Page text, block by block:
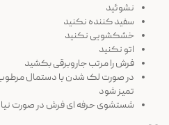
نشوئید
سفید کننده نکنید
خشکشویی نکنید
اتو نکنید
فرش را مرتب جاروبرقی بکشید
در صورت لک شدن با دستمال مرطوب
تمیز شود
شستشوی حرفه ای فرش در صورت